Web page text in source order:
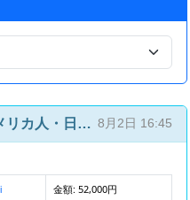
三軒茶屋(渋谷から4分) アメリカ人・日本人との国際ルームシェア(4部屋4人) 8月2日 16:45
金額: 52,000円